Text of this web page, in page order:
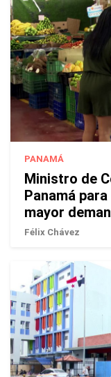
PANAMÁ
Ministro de
Panamá
mayor
Félix Chávez